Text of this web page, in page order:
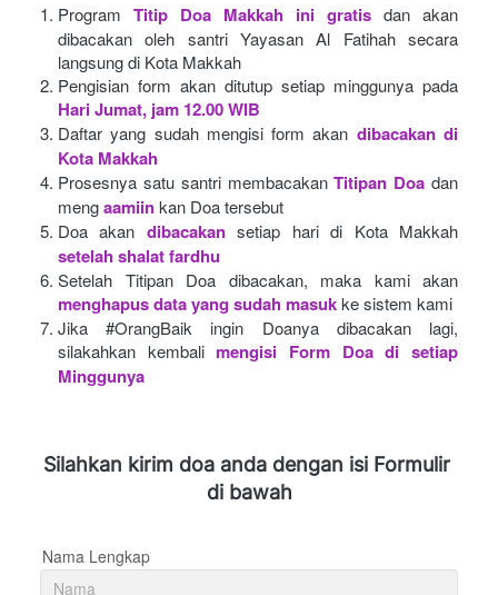
Program Titip Doa Makkah ini gratis dan akan
dibacakan oleh santri Yayasan Al Fatihah secara
langsung di Kota Makkah
Pengisian form akan ditutup setiap minggunya pada
Hari Jumat, jam 12.00 WIB
Daftar yang sudah mengisi form akan dibacakan di
Kota Makkah
Prosesnya satu santri membacakan Titipan Doa dan
mengaamiinkan Doa tersebut
Doa akan dibacakan setiap hari di Kota Makkah
setelah shalat fardhu
Setelah Titipan Doa dibacakan, maka kami akan
menghapus data yang sudah masukke sistem kami
Jika #OrangBaik ingin Doanya dibacakan lagi,
silakahkan kembali mengisi Form Doa di setiap
Minggunya
Silahkan kirim doa anda dengan isi Formulir
di bawah
Nama Lengkap